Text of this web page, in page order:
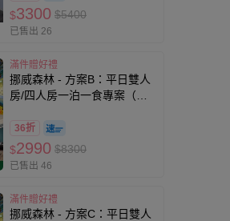
$3300 $5400
已售出 26
滿件贈好禮
挪威森林 - 方案B：平日雙人
房/四人房一泊一食專案（可
（贈兩張『價值$150』餐券,
贈品效期至27/5/20）-無使用
期限
36折
$2990 $8300
已售出 46
滿件贈好禮
挪威森林 - 方案C：平日雙人